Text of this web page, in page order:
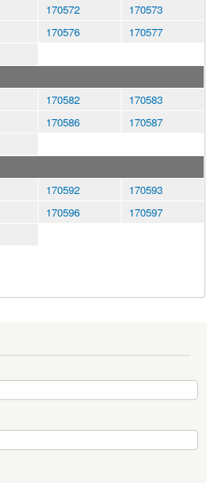
170572
170573
170576
170577
170582
170583
170586
170587
170592
170593
170596
170597